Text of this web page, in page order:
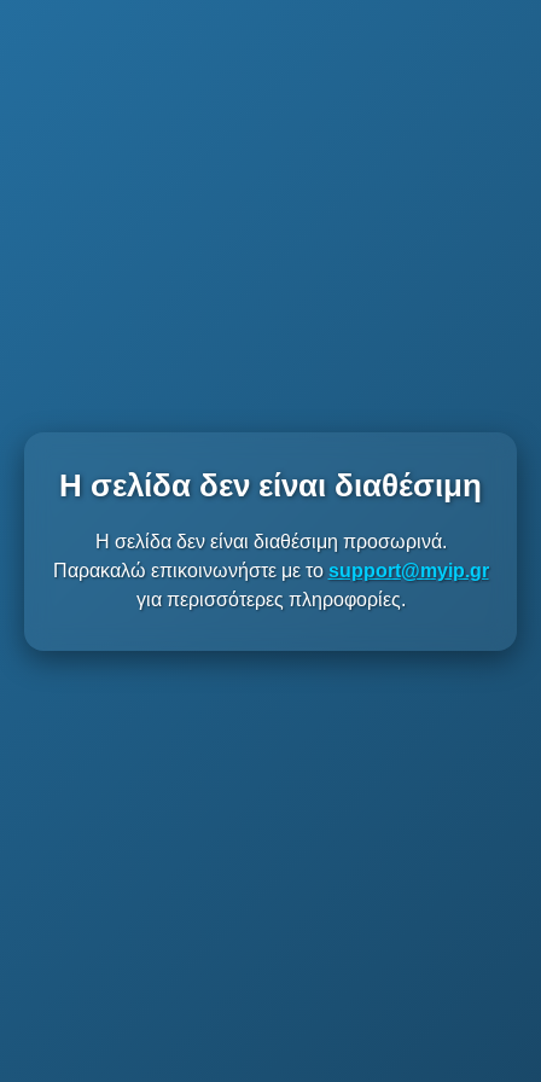
Η σελίδα δεν είναι διαθέσιμη
Η σελίδα δεν είναι διαθέσιμη προσωρινά.
Παρακαλώ επικοινωνήστε με το support@myip.gr
για περισσότερες πληροφορίες.